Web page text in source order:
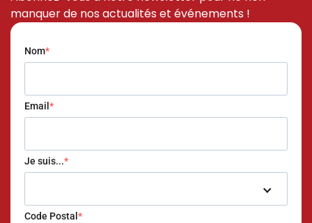
manquer de nos actualités et événements !
Nom
Email
Je suis...
Code Postal